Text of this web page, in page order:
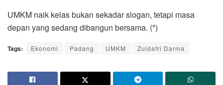
UMKM naik kelas bukan sekadar slogan, tetapi masa
depan yang sedang dibangun bersama. (*)
Tags: Ekonomi Padang UMKM Zuldafri Darma